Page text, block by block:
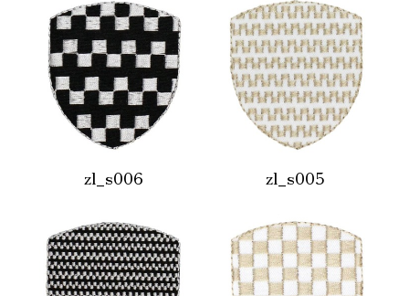
zl_s006 zl_s005